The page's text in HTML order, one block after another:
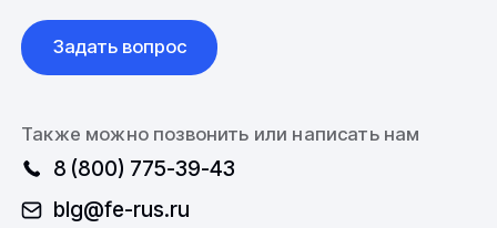
Задать вопрос
Также можно позвонить или написать нам
8 (800) 775-39-43
blg@fe-rus.ru